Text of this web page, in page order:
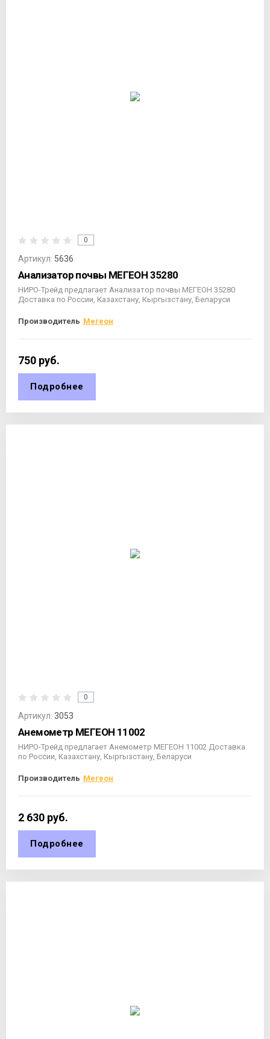
0
Артикул: 5636
Анализатор почвы МЕГЕОН 35280
НИРО-Трейд предлагает Анализатор почвы МЕГЕОН 35280
Доставка по России, Казахстану, Кыргызстану, Беларуси
Производитель Мегеон
750 руб.
Подробнее
0
Артикул: 3053
Анемометр МЕГЕОН 11002
НИРО-Трейд предлагает Анемометр МЕГЕОН 11002 Доставка
по России, Казахстану, Кыргызстану, Беларуси
Производитель Мегеон
2 630 руб.
Подробнее